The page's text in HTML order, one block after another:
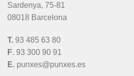
Sardenya, 75-81
08018 Barcelona
T. 93 485 63 80
F. 93 300 90 91
E. punxes@punxes.es